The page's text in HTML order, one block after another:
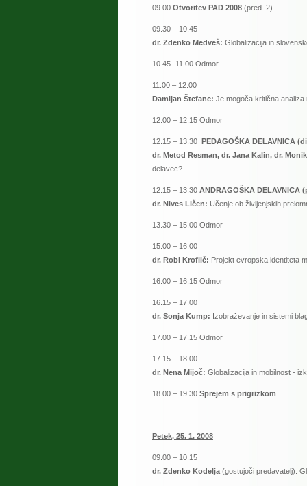
09.00 Otvoritev PAD 2008 (pred. 2)
09.30 – 10.45
dr. Zdenko Medveš: Globalizacija in
10.45 -11.00 Odmor
11.00 – 12.00
Damijan Štefanc: Je mogoča kritična analiza
12.00 – 12.15 Odmor
12.15 – 13.30 PEDAGOŠKA DELAVNICA
dr. Metod Resman, dr. Jana Kalin, dr.
delavec?
12.15 – 13.30 ANDRAGOŠKA DELAVNICA
dr. Nives Ličen: Učenje ob življenjskih
13.30 – 15.00 Odmor
15.00 – 16.00
dr. Robi Kroflič: Projekt evropska identiteta
16.00 – 16.15 Odmor
16.15 – 17.00
dr. Sonja Kump: Izobraževanje in sistemi
17.00 – 17.15 Odmor
17.15 – 18.00
dr. Nena Mijoč: Globalizacija in mobilnost -
18.00 – 19.30 Sprejem s prigrizkom
Petek, 25. 1. 2008
09.00 – 10.15
dr. Zdenko Kodelja (gostujoči predavatelj):